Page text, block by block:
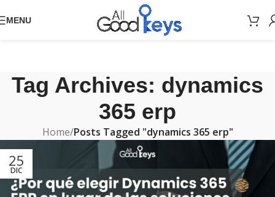
MENU
Tag Archives: dynamics
365 erp
Home/Posts Tagged "dynamics 365 erp"
25
DIC